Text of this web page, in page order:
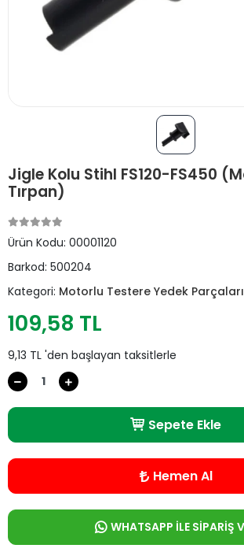
Jigle Kolu Stihl FS120-FS450
Tırpan)
Ürün Kodu: 00001120
Barkod: 500204
Kategori: Motorlu Testere Yedek Parçaları
109,58 TL
9,13 TL 'den başlayan taksitlerle
Sepete Ekle
Hemen Al
WHATSAPP İLE SİPARİŞ